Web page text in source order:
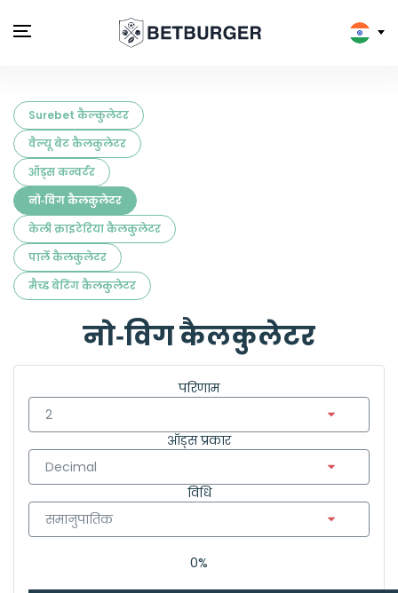
Surebet कैल्कुलेटर
वैल्यू बेट कैलकुलेटर
ऑड्स कन्वर्टर
नो‑विग कैलकुलेटर
केली क्राइटेरिया कैलकुलेटर
पार्ले कैलकुलेटर
मैच्ड बेटिंग कैलकुलेटर
नो‑विग कैलकुलेटर
परिणाम
ऑड्स प्रकार
विधि
0%